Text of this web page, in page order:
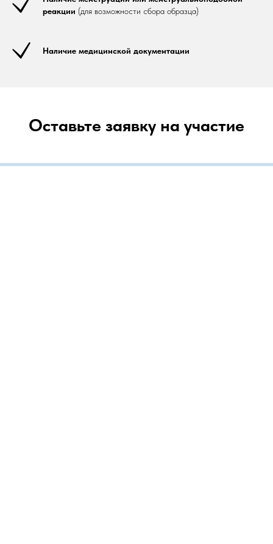
реакции (для возможности сбора образца)
Наличие медицинской документации
Оставьте заявку на участие